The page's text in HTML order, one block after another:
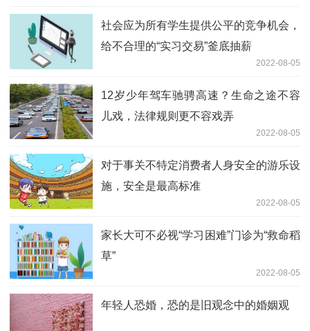
社会应为所有学生提供公平的竞争机会，
给不合理的“实习交易”釜底抽薪
2022-08-05
12岁少年驾车驰骋高速？生命之途不容
儿戏，法律规则更不容戏弄
2022-08-05
对于事关不特定消费者人身安全的游乐设
施，安全是最高标准
2022-08-05
家长大可不必视“学习困难”门诊为“救命稻
草”
2022-08-05
年轻人恐婚，恐的是旧观念中的婚姻观